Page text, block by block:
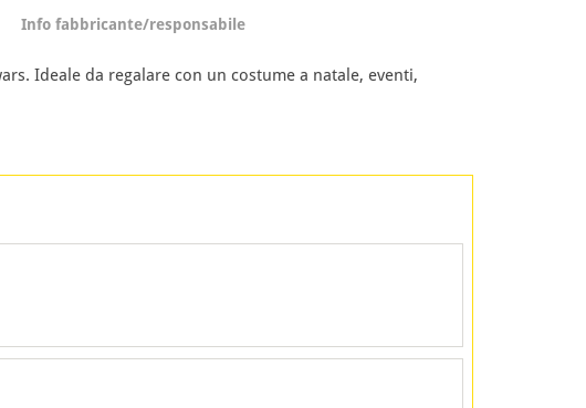
Info fabbricante/responsabile
Ideale da regalare con un costume a natale, eventi,